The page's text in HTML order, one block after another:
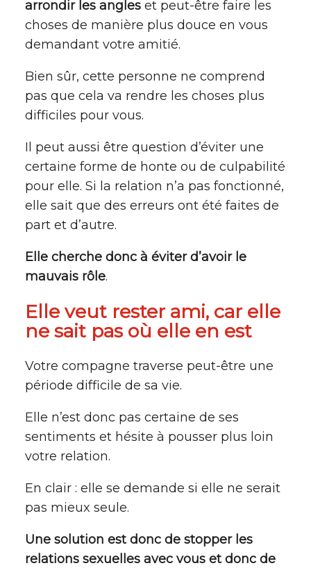
arrondir les angles et peut-être faire les
choses de manière plus douce en vous
demandant votre amitié.
Bien sûr, cette personne ne comprend
pas que cela va rendre les choses plus
difficiles pour vous.
Il peut aussi être question d’éviter une
certaine forme de honte ou de culpabilité
pour elle. Si la relation n’a pas fonctionné,
elle sait que des erreurs ont été faites de
part et d’autre.
Elle cherche donc à éviter d’avoir le
mauvais rôle.
Elle veut rester ami, car elle
ne sait pas où elle en est
Votre compagne traverse peut-être une
période difficile de sa vie.
Elle n’est donc pas certaine de ses
sentiments et hésite à pousser plus loin
votre relation.
En clair : elle se demande si elle ne serait
pas mieux seule.
Une solution est donc de stopper les
relations sexuelles avec vous et donc de